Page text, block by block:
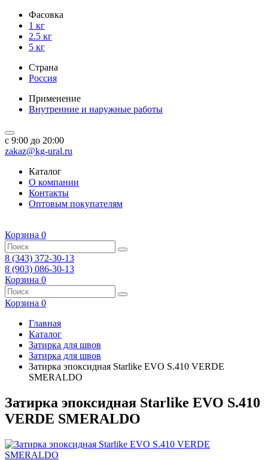
Фасовка
1 кг
2.5 кг
5 кг
Страна
Россия
Применение
Внутренние и наружные работы
c 9:00 до 20:00
zakaz@kg-ural.ru
Каталог
О компании
Контакты
Оптовым покупателям
Корзина 0
8 (343) 372-30-13
8 (903) 086-30-13
Корзина 0
Корзина 0
Главная
Каталог
Затирка для швов
Затирка для швов
Затирка эпоксидная Starlike EVO S.410 VERDE
SMERALDO
Затирка эпоксидная Starlike EVO S.410
VERDE SMERALDO